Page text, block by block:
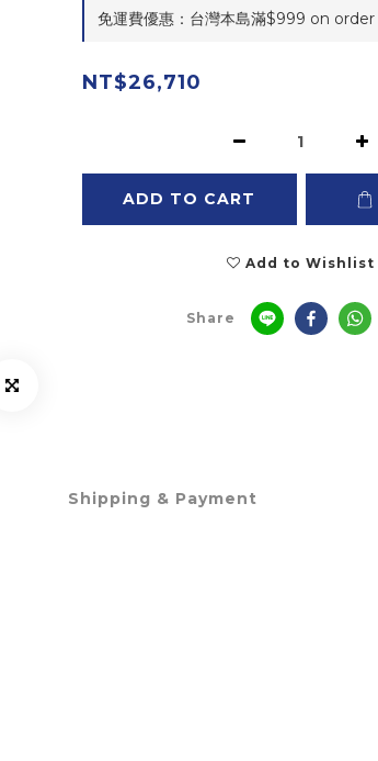
免運費優惠：台灣本島滿$999 on order
NT$26,710
ADD TO CART
Add to Wishlist
Share
Shipping & Payment